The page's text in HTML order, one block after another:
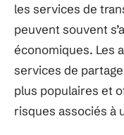
les services de
peuvent souvent
économiques. Les
services de
plus populaires et
risques associés à